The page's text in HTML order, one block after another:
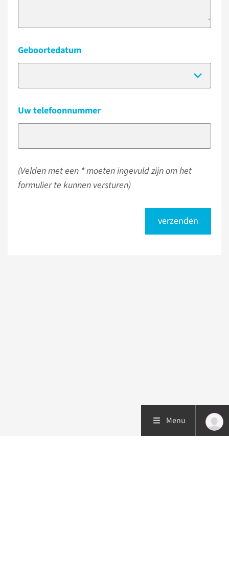
Geboortedatum
Uw telefoonnummer
(Velden met een * moeten ingevuld zijn om het
formulier te kunnen versturen)
verzenden
Menu